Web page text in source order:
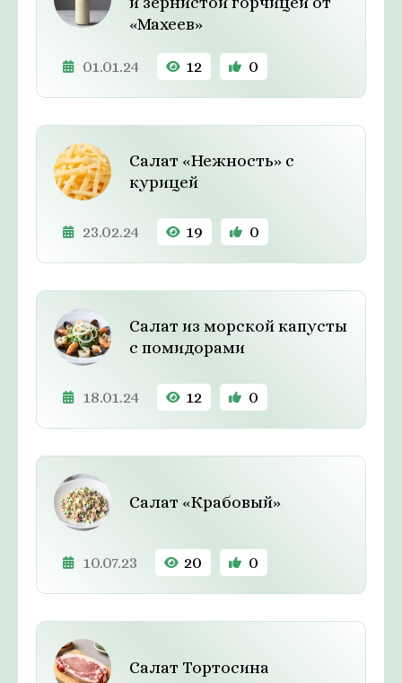
«Махеев»
01.01.24 12 0
Салат «Нежность» с
курицей
23.02.24 19 0
Салат из морской капусты
с помидорами
18.01.24 12 0
Салат «Крабовый»
10.07.23 20 0
Салат Тортосина